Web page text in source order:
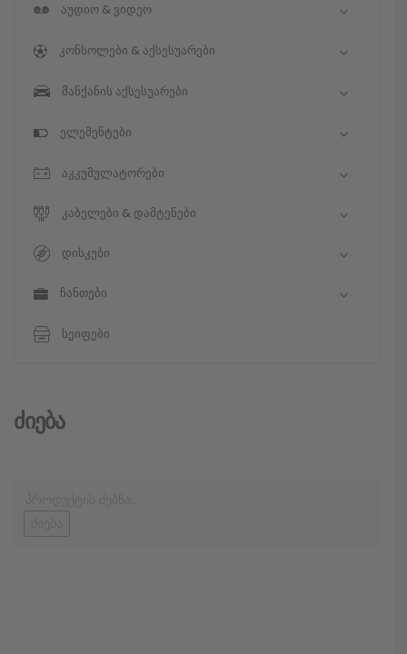
აუდიო & ვიდეო
კონსოლები & აქსესუარები
მანქანის აქსესუარები
ელემენტები
აკკუმულატორები
კაბელები & დამტენები
დისკები
ჩანთები
სეიფები
Ძიება